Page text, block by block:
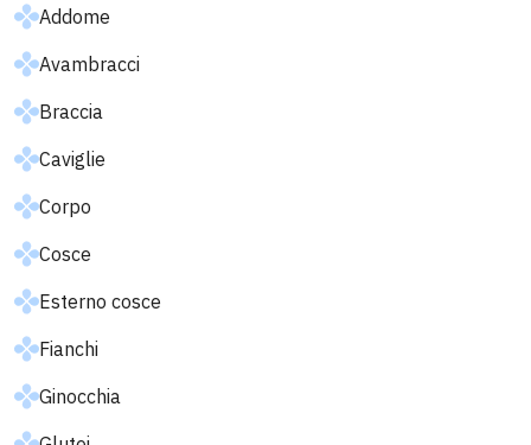
Addome
Avambracci
Braccia
Caviglie
Corpo
Cosce
Esterno cosce
Fianchi
Ginocchia